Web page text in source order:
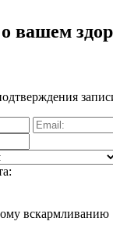
вашем
вскармливанию